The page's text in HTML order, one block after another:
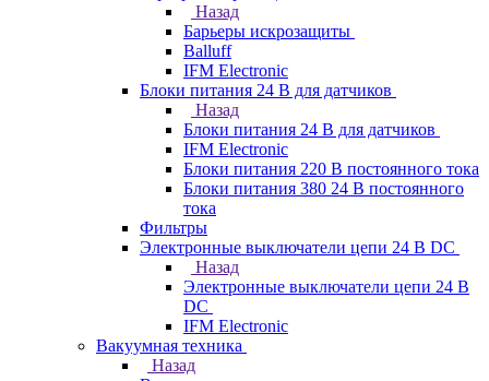
Назад
Барьеры искрозащиты
Balluff
IFM Electronic
Блоки питания 24 В для датчиков
Назад
Блоки питания 24 В для датчиков
IFM Electronic
Блоки питания 220 В постоянного тока
Блоки питания 380 24 В постоянного
тока
Фильтры
Электронные выключатели цепи 24 В DC
Назад
Электронные выключатели цепи 24 В
DC
IFM Electronic
Вакуумная техника
Назад